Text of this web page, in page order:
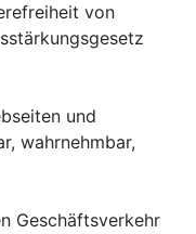
von
und
wahrnehmbar,
Geschäftsverkehr